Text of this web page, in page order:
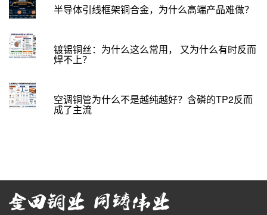
半导体引线框架铜合金，为什么高端产品难做？
镀锡铜丝：为什么这么常用， 又为什么有时反而
焊不上？
空调铜管为什么不是越纯越好？含磷的TP2反而
成了主流